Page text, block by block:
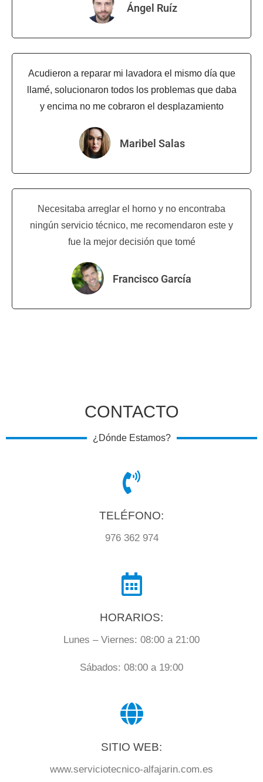
Ángel Ruíz
Acudieron a reparar mi lavadora el mismo día que
llamé, solucionaron todos los problemas que daba
y encima no me cobraron el desplazamiento
Maribel Salas
Necesitaba arreglar el horno y no encontraba
ningún servicio técnico, me recomendaron este y
fue la mejor decisión que tomé
Francisco García
CONTACTO
¿Dónde Estamos?
TELÉFONO:
976 362 974
HORARIOS:
Lunes – Viernes: 08:00 a 21:00
Sábados: 08:00 a 19:00
SITIO WEB:
www.serviciotecnico-alfajarin.com.es